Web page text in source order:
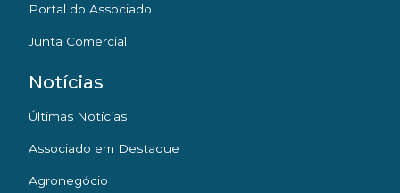
Portal do Associado
Junta Comercial
Notícias
Últimas Notícias
Associado em Destaque
Agronegócio